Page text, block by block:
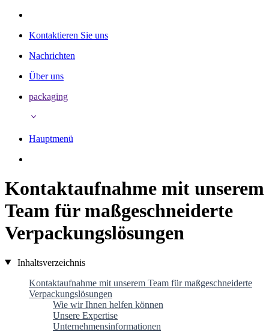
Kontaktieren Sie uns
Nachrichten
Über uns
packaging
Hauptmenü
Kontaktaufnahme mit unserem
Team für maßgeschneiderte
Verpackungslösungen
Inhaltsverzeichnis
Kontaktaufnahme mit unserem Team für maßgeschneiderte
Verpackungslösungen
Wie wir Ihnen helfen können
Unsere Expertise
Unternehmensinformationen